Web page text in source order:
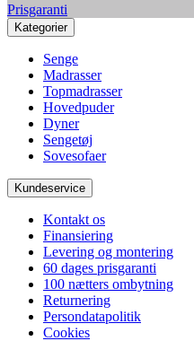
Prisgaranti
Kategorier
Senge
Madrasser
Topmadrasser
Hovedpuder
Dyner
Sengetøj
Sovesofaer
Kundeservice
Kontakt os
Finansiering
Levering og montering
60 dages prisgaranti
100 nætters ombytning
Returnering
Persondatapolitik
Cookies